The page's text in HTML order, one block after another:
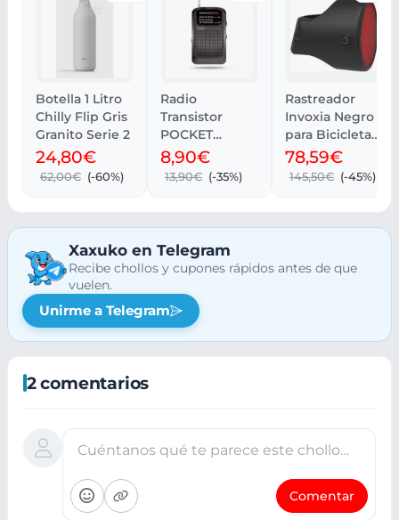
Botella 1 Litro
Chilly Flip Gris
Granito Serie 2
24,80€
62,00€ (-60%)
Radio
Transistor
POCKET
Energy Sistem
| Recogida
gratis
8,90€
13,90€ (-35%)
Rastreador
Invoxia Negro
para Bicicletas
GPS
78,59€
145,50€ (-45%)
Xaxuko en Telegram
Recibe chollos y cupones rápidos antes de que
vuelen.
Unirme a Telegram
2 comentarios
Cuéntanos qué te parece este chollo…
Comentar